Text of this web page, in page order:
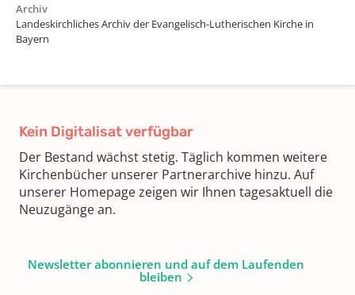
Archiv
Landeskirchliches Archiv der Evangelisch-Lutherischen Kirche in
Bayern
Kein Digitalisat verfügbar
Der Bestand wächst stetig. Täglich kommen weitere
Kirchenbücher unserer Partnerarchive hinzu. Auf
unserer Homepage zeigen wir Ihnen tagesaktuell die
Neuzugänge an.
Newsletter abonnieren und auf dem Laufenden
bleiben